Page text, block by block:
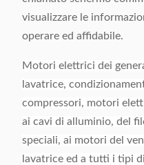
visualizzare le
operare ed affidabile.
Motori elettrici dei
lavatrice,
compressori, motori
ai cavi di alluminio, del
speciali, ai motori del
lavatrice ed a tutti i tipi